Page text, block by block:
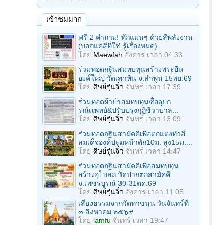
เข้าชมมาก
ฟรี 2 คำถาม! ทักแม่นๆ ด้วยสีพลังงาน
(บอกแค่สีที่ใช่ รู้เรื่องหมด)...
โดย Maewfah อังคาร เวลา 04:33
ร่วมทอดกฐินสมทบทุนสร้างพระยืน
องค์ใหญ่ วัดเสาหิน จ.ลําพูน 15พย.69
โดย ศิษย์รุ่นจิ๋ว จันทร์ เวลา 17:39
ร่วมทอดผ้าป่าสมทบทุนซื้ออุปก
รณ์เเพทย์&ปรับปรุงกุฏิชีวาบาล...
โดย ศิษย์รุ่นจิ๋ว จันทร์ เวลา 13:09
ร่วมทอดกฐินสามัคคีเพื่อตกแต่งทำสี
สมเด็จองค์ปฐมหน้าตัก10ม. สูง15ม....
โดย ศิษย์รุ่นจิ๋ว จันทร์ เวลา 14:47
ร่วมทอดกฐินสามัคคีเพื่อสมทบทุน
สร้างอุโบสถ วัดปากตกสามัคคี
จ.เพชรบูรณ์ 30-31ตค.69
โดย ศิษย์รุ่นจิ๋ว อังคาร เวลา 11:05
เสียงธรรมจากวัดท่าขนุน วันจันทร์ที่
๓ สิงหาคม ๒๕๖๙
โดย iamfu จันทร์ เวลา 19:47